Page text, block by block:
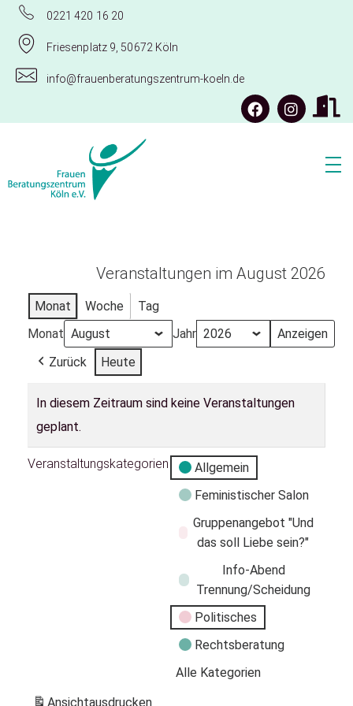
0221 420 16 20
Friesenplatz 9, 50672 Köln
info@frauenberatungszentrum-koeln.de
Veranstaltungen im August 2026
Monat Woche
Tag
Monat
Jahr
Zurück
Heute
In diesem Zeitraum sind keine Veranstaltungen
geplant.
Veranstaltungskategorien
Allgemein
Feministischer Salon
Gruppenangebot "Und
das soll Liebe sein?"
Info-Abend
Trennung/Scheidung
Politisches
Rechtsberatung
Alle Kategorien
Ansichtausdrucken